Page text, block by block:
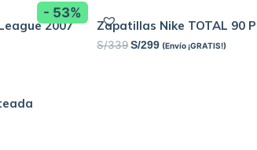
- 53%
2007 Zapatillas Nike TOTAL 90
S/339 S/299 (Envío ¡GRATIS!)